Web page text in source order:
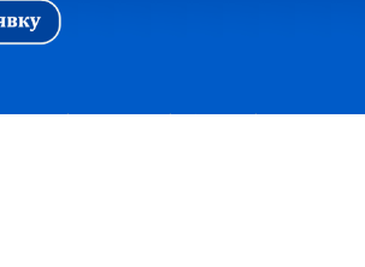
Новости | Стажировка | Обучение |